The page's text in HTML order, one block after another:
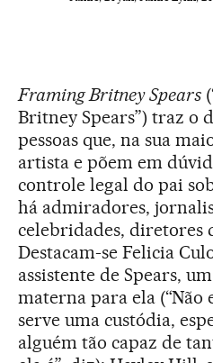
Framing Britney Spears
Britney Spears”) traz o
pessoas que, na sua
artista e põem em
controle legal do pai
há admiradores,
celebridades, diretores
Destacam-se Felicia
assistente de Spears,
materna para ela (“Não
serve uma custódia,
alguém tão capaz de